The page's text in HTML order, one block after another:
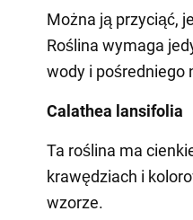
Można ją przyciąć,
Roślina wymaga
wody i pośredniego
Calathea lansifolia
Ta roślina ma
krawędziach i
wzorze.